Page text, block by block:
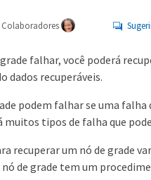
Colaboradores
grade falhar, você poderá
dados recuperáveis.
podem falhar se uma
muitos tipos de falha que
recuperar um nó de grade
nó de grade tem um